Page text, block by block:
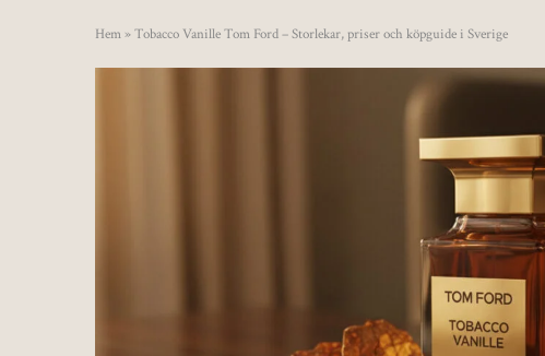
Hem»Tobacco Vanille Tom Ford – Storlekar, priser och köpguide i Sverige